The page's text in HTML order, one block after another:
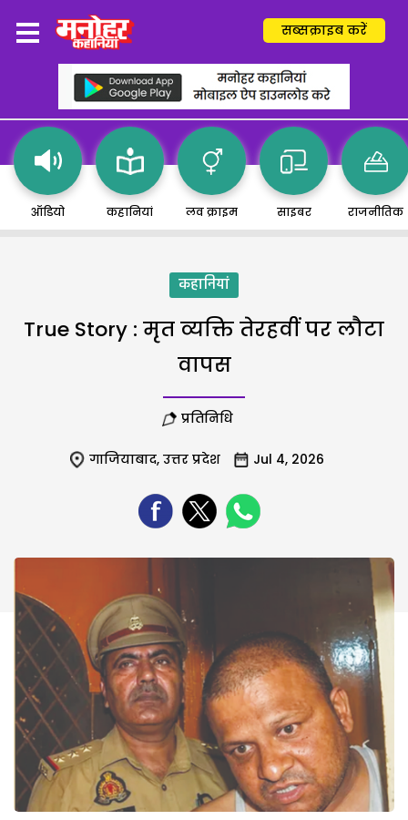
सब्सक्राइब करें
ऑडियो कहानियां लव क्राइम साइबर राजनीतिक
कहानियां
True Story : मृत व्यक्ति तेरहवीं पर लौटा
वापस
प्रतिनिधि
गाजियाबाद, उत्तर प्रदेश Jul 4, 2026